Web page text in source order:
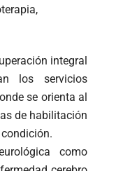
integral
los servicios
se orienta al
de habilitación
como